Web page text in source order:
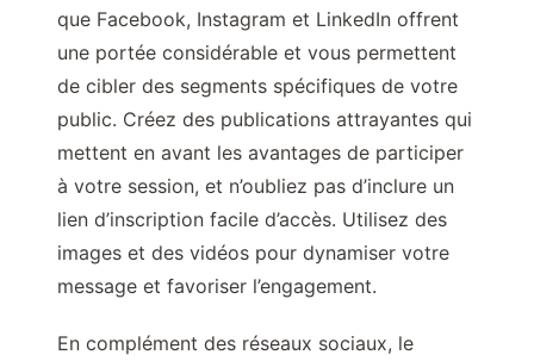
que Facebook, Instagram et LinkedIn offrent
une portée considérable et vous permettent
de cibler des segments spécifiques de votre
public. Créez des publications attrayantes qui
mettent en avant les avantages de participer
à votre session, et n’oubliez pas d’inclure un
lien d’inscription facile d’accès. Utilisez des
images et des vidéos pour dynamiser votre
message et favoriser l’engagement.
En complément des réseaux sociaux, le